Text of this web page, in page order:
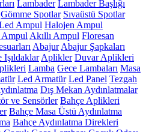
Lambader Lambader Başlığı
Gömme Spotlar Sıvaüstü Spotlar
Ampul Halojen Ampul
Akıllı Ampul Floresan
Abajur Abajur Şapkaları
Işıldaklar Aplikler Duvar Aplikleri
Lamba Gece Lambaları Masa
Led Armatür Led Panel Tezgah
Dış Mekan Aydınlatmalar
ve Sensörler Bahçe Aplikleri
Bahçe Masa Üstü Aydınlatma
Bahçe Aydınlatma Direkleri